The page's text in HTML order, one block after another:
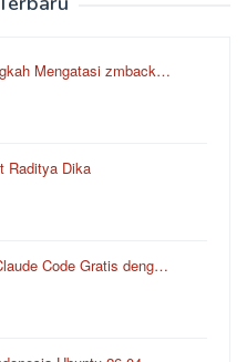
Mengatasi zmback…
Raditya Dika
Code Gratis deng…